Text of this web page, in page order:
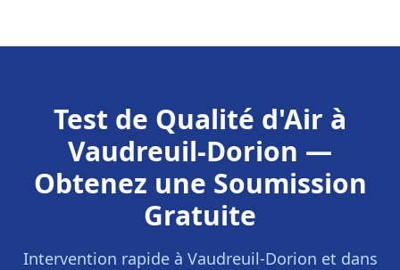
Test de Qualité d'Air à
Vaudreuil-Dorion —
Obtenez une Soumission
Gratuite
Intervention rapide à Vaudreuil-Dorion et dans